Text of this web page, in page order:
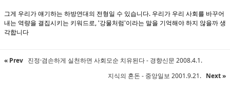
그게 우리가 얘기하는 하방연대의 전형일 수 있습니다. 우리가 우리 사회를 바꾸어
내는 역량을 결집시키는 키워드로, '강물처럼'이라는 말을 기억해야 하지 않을까 생
각합니다
« Prev 진정·겸손하게 실천하면 사회모순 치유된다 - 경향신문 2008.4.1.
지식의 혼돈 - 중앙일보 2001.9.21. Next »